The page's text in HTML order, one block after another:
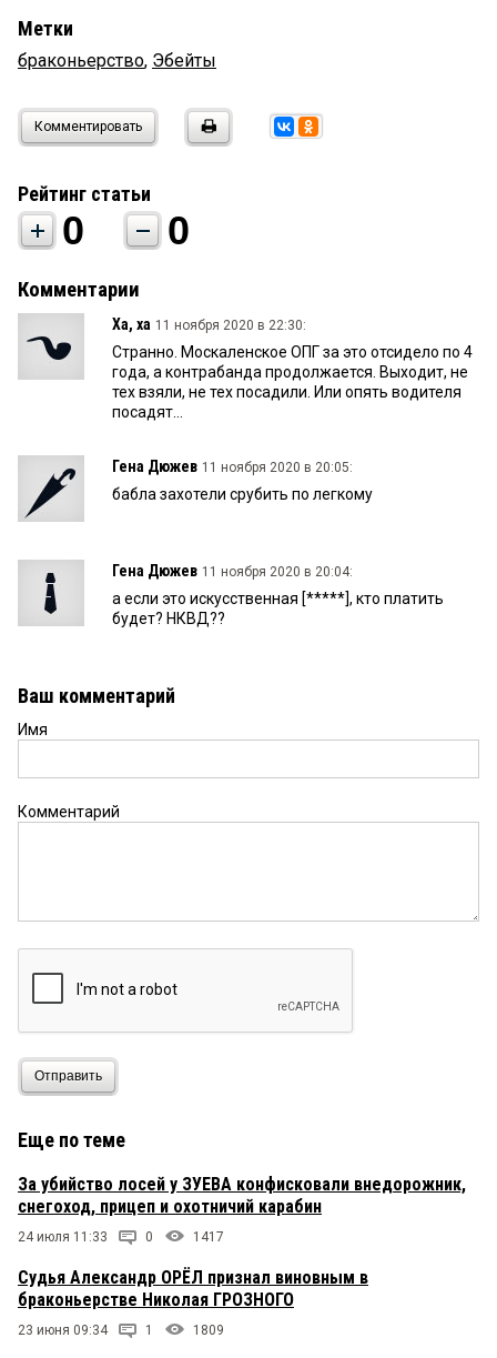
Метки
браконьерство, Эбейты
Комментировать
Рейтинг статьи
0 0
Комментарии
Ха, ха 11 ноября 2020 в 22:30:
Странно. Москаленское ОПГ за это отсидело по 4
года, а контрабанда продолжается. Выходит, не
тех взяли, не тех посадили. Или опять водителя
посадят...
Гена Дюжев 11 ноября 2020 в 20:05:
бабла захотели срубить по легкому
Гена Дюжев 11 ноября 2020 в 20:04:
а если это искусственная [*****], кто платить
будет? НКВД??
Ваш комментарий
Имя
Комментарий
Отправить
Еще по теме
За убийство лосей у ЗУЕВА конфисковали внедорожник,
снегоход, прицеп и охотничий карабин
24 июля 11:33 0 1417
Судья Александр ОРЁЛ признал виновным в
браконьерстве Николая ГРОЗНОГО
23 июня 09:34 1 1809